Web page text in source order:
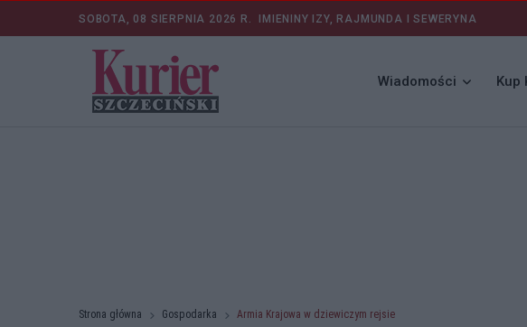
SOBOTA, 08 SIERPNIA 2026 R. IMIENINY IZY, RAJMUNDA I SEWERYNA
Wiadomości Kup
Strona główna Gospodarka Armia Krajowa w dziewiczym rejsie